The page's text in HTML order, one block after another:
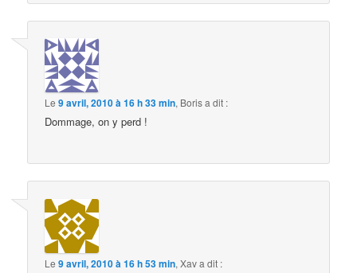
Le9 avril, 2010 à 16 h 33 min, Borisa dit :
Dommage, on y perd !
Le9 avril, 2010 à 16 h 53 min,Xava dit :